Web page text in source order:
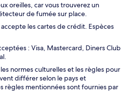
oreilles, car vous trouverez un
de fumée sur place.
les cartes de crédit. Espèces
: Visa, Mastercard, Diners Club
normes culturelles et les règles pour
différer selon le pays et
règles mentionnées sont fournies par